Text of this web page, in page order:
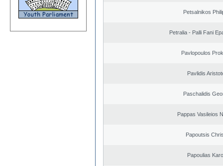
Petsalnikos
Petralia - Palli Fani
Pavlopoulos
Pavlidis
Paschalidis
Pappas Vasileios
Papoutsis
Papoulias